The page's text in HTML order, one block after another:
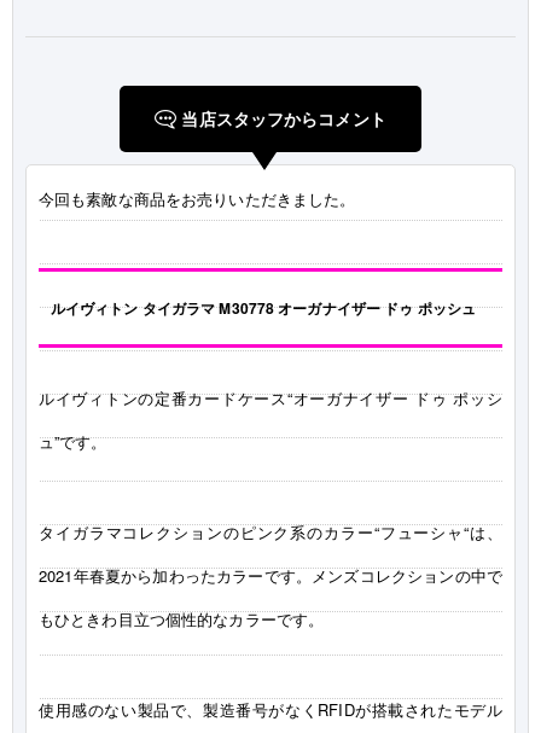
当店スタッフからコメント
今回も素敵な商品をお売りいただきました。
ルイヴィトン タイガラマ M30778 オーガナイザー ドゥ ポッシュ
ルイヴィトンの定番カードケース“オーガナイザー ドゥ ポッシ
ュ”です。
タイガラマコレクションのピンク系のカラー“フューシャ“は、
2021年春夏から加わったカラーです。メンズコレクションの中で
もひときわ目立つ個性的なカラーです。
使用感のない製品で、製造番号がなくRFIDが搭載されたモデル